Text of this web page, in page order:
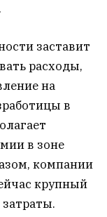
заставит
расходы,
на
в
в зоне
компании
крупный